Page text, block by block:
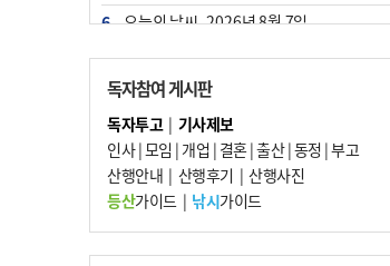
6
오늘의 날씨- 2026년 8월 7일
7
부울경 주말부터 비소식…‘극한 폭염’ 한풀
꺾일 듯
8
[사설] 해수부 신청사 북항으로 확정, 해양
수도 도약의 전환점
9
외국인 선원 ‘인신매매 경유지’ 된 부산…
우려가 현실로
10 르노 못 타는 부산시장…관용차 규정에 막
힌 지역기업 응원
독자참여 게시판
독자투고| 기사제보
인사|모임 | 개업 | 결혼|출산|동정 |부고
산행안내 | 산행후기 | 산행사진
등산가이드| 낚시가이드